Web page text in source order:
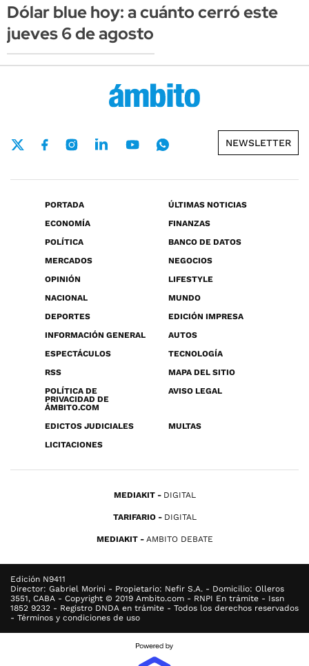
Dólar blue hoy: a cuánto cerró este
jueves 6 de agosto
NEWSLETTER
PORTADA
ÚLTIMAS NOTICIAS
ECONOMÍA
FINANZAS
POLÍTICA
BANCO DE DATOS
MERCADOS
NEGOCIOS
OPINIÓN
LIFESTYLE
NACIONAL
MUNDO
DEPORTES
EDICIÓN IMPRESA
INFORMACIÓN GENERAL
AUTOS
ESPECTÁCULOS
TECNOLOGÍA
RSS
MAPA DEL SITIO
POLÍTICA DE
PRIVACIDAD DE
ÁMBITO.COM
AVISO LEGAL
EDICTOS JUDICIALES
MULTAS
LICITACIONES
MEDIAKIT DIGITAL
TARIFARIO DIGITAL
MEDIAKIT AMBITO DEBATE
Edición N9411
Director: Gabriel Morini - Propietario: Nefir S.A. - Domicilio: Olleros
3551, CABA - Copyright © 2019 Ambito.com - RNPI En trámite - Issn
1852 9232 - Registro DNDA en trámite - Todos los derechos reservados
- Términos y condiciones de uso